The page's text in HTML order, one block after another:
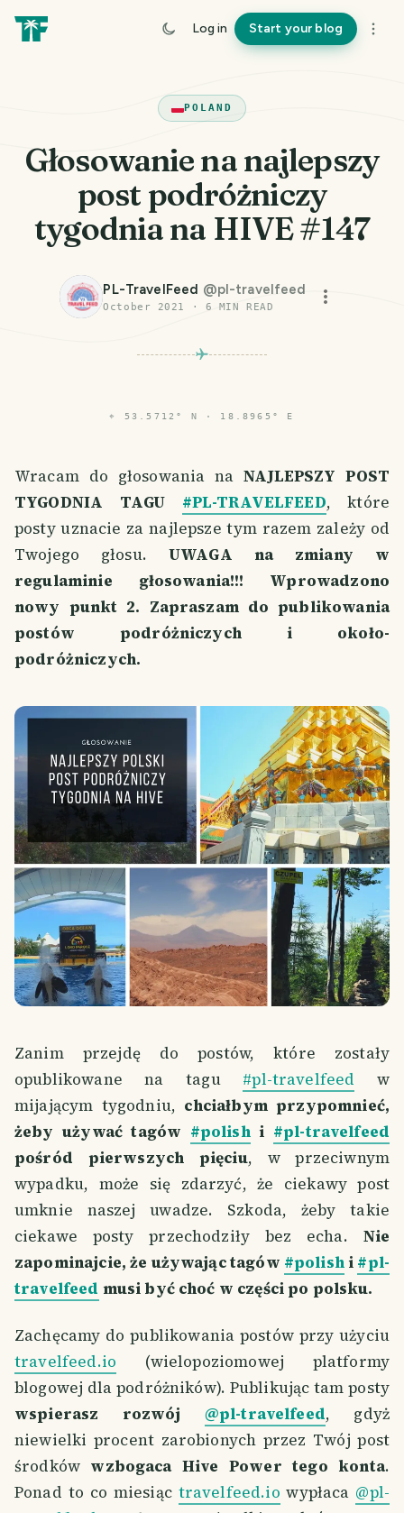
Log in Start your blog
POLAND
Głosowanie na najlepszy
post podróżniczy
tygodnia na HIVE #147
PL-TravelFeed @pl-travelfeed
October 2021 · 6 MIN READ
⌖ 53.5712° N · 18.8965° E
Wracam do głosowania naNAJLEPSZY POST
TYGODNIA TAGU #PL-TRAVELFEED, które
posty uznacie za najlepsze tym razem zależy od
Twojego głosu. UWAGA na zmiany w
regulaminie głosowania!!! Wprowadzono
nowy punkt 2. Zapraszam do publikowania
postów podróżniczych i około-
podróżniczych.
Zanim przejdę do postów, które zostały
opublikowane na tagu #pl-travelfeed w
mijającym tygodniu, chciałbym przypomnieć,
żeby używać tagów #polishi #pl-travelfeed
pośród pierwszych pięciu, w przeciwnym
wypadku, może się zdarzyć, że ciekawy post
umknie naszej uwadze. Szkoda, żeby takie
ciekawe posty przechodziły bez echa. Nie
zapominajcie, że używając tagów #polishi #pl-
travelfeed musi być choć w części po polsku.
Zachęcamy do publikowania postów przy użyciu
travelfeed.io (wielopoziomowej platformy
blogowej dla podróżników). Publikując tam posty
wspierasz rozwój @pl-travelfeed, gdyż
niewielki procent zarobionych przez Twój post
środków wzbogaca Hive Power tego konta.
Ponad to co miesiąc travelfeed.io wypłaca @pl-